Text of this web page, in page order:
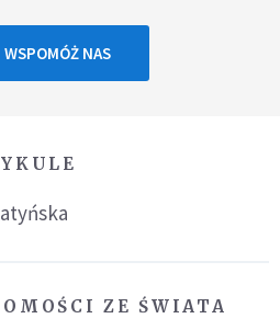
WSPOMÓŻ NAS
ZE ŚWIATA